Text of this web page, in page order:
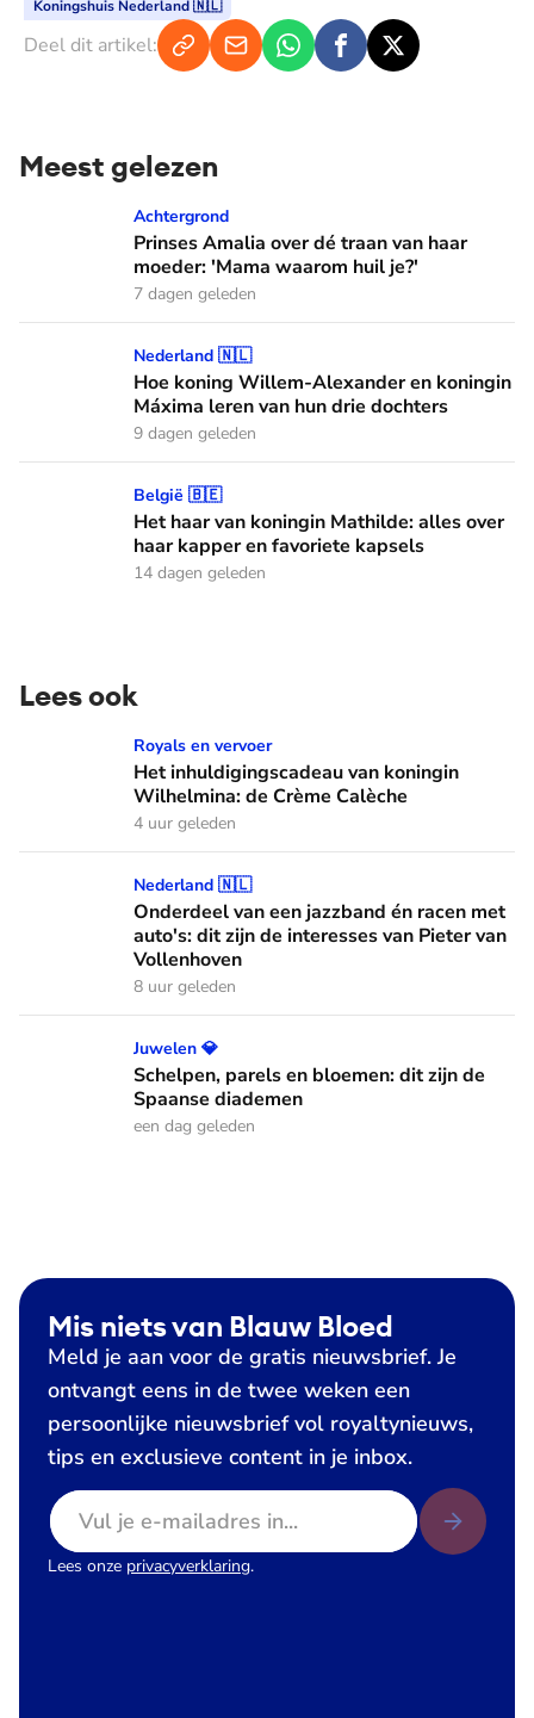
Koningshuis Nederland 🇳🇱
Deel dit artikel:
Meest gelezen
Prinses Amalia over dé traan van haar moeder: 'Mama
Achtergrond
Prinses Amalia over dé traan van haar
moeder: 'Mama waarom huil je?'
7 dagen geleden
Hoe koning Willem-Alexander en koningin Máxima leren
Nederland 🇳🇱
Hoe koning Willem-Alexander en koningin
Máxima leren van hun drie dochters
9 dagen geleden
Het haar van koningin Mathilde: alles over haar kapper en
België 🇧🇪
Het haar van koningin Mathilde: alles over
haar kapper en favoriete kapsels
14 dagen geleden
Lees ook
Het inhuldigingscadeau van koningin Wilhelmina: de
Royals en vervoer
Het inhuldigingscadeau van koningin
Wilhelmina: de Crème Calèche
4 uur geleden
Onderdeel van een jazzband én racen met auto's: dit zijn
Nederland 🇳🇱
Onderdeel van een jazzband én racen met
auto's: dit zijn de interesses van Pieter van
Vollenhoven
8 uur geleden
Schelpen, parels en bloemen: dit zijn de Spaanse diademen
Juwelen 💎
Schelpen, parels en bloemen: dit zijn de
Spaanse diademen
een dag geleden
Mis niets van Blauw Bloed
Meld je aan voor de gratis nieuwsbrief. Je
ontvangt eens in de twee weken een
persoonlijke nieuwsbrief vol royaltynieuws,
tips en exclusieve content in je inbox.
E-mailadres
Lees onze privacyverklaring.